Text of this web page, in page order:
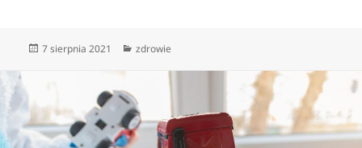
Data
7 sierpnia 2021 Kategorie
zdrowie